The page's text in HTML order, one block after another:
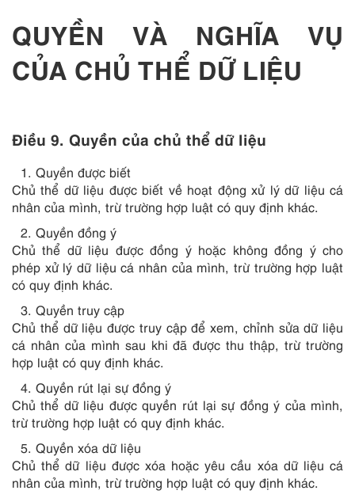
QUYỀN VÀ NGHĨA VỤ
CỦA CHỦ THỂ DỮ LIỆU
Điều 9. Quyền của chủ thể dữ liệu
Quyền được biết
Chủ thể dữ liệu được biết về hoạt động xử lý dữ liệu cá
nhân của mình, trừ trường hợp luật có quy định khác.
Quyền đồng ý
Chủ thể dữ liệu được đồng ý hoặc không đồng ý cho
phép xử lý dữ liệu cá nhân của mình, trừ trường hợp luật
có quy định khác.
Quyền truy cập
Chủ thể dữ liệu được truy cập để xem, chỉnh sửa dữ liệu
cá nhân của mình sau khi đã được thu thập, trừ trường
hợp luật có quy định khác.
Quyền rút lại sự đồng ý
Chủ thể dữ liệu được quyền rút lại sự đồng ý của mình,
trừ trường hợp luật có quy định khác.
Quyền xóa dữ liệu
Chủ thể dữ liệu được xóa hoặc yêu cầu xóa dữ liệu cá
nhân của mình, trừ trường hợp luật có quy định khác.